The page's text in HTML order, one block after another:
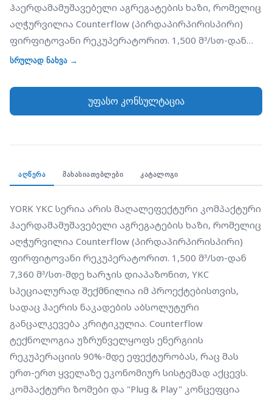
ჰაერდამამუშავებელი აგრეგატების ხაზი, რომელიც
აღჭურვილია Counterflow (პირდაპირპირისპირი)
ფირფიტოვანი რეკუპერატორით. 1,500 მ³/სთ-დან
7,360 მ³/სთ-მდე ხარჯის დიაპაზონით, YKC
სადაც ჰაერის ნაკადების აბსოლუტური
განცალკევება კრიტიკულია. Counterflow
კომპაქტური ზომები და "Plug & Play" კონცეფცია
საშუალებას იძლევა აგრეგატი მარტივად
ინტეგრირდეს თანამედროვე საოფისე შენობებში,
სკოლებსა და ჯანდაცვის ობიექტებში, სადაც
პრიორიტეტულია სუფთა ჰაერი და დაბალი
ენერგომოხმარება.
სრულად ნახვა →
უფასო კონსულტაცია
ᲐᲦᲬᲔᲠᲐ ᲛᲐᲮᲐᲡᲘᲐᲗᲔᲑᲚᲔᲑᲘ ᲙᲐᲢᲐᲚᲝᲒᲘ
YORK YKC სერია არის მაღალეფექტური კომპაქტური
ჰაერდამამუშავებელი აგრეგატების ხაზი, რომელიც
აღჭურვილია Counterflow (პირდაპირპირისპირი)
ფირფიტოვანი რეკუპერატორით. 1,500 მ³/სთ-დან
7,360 მ³/სთ-მდე ხარჯის დიაპაზონით, YKC
სპეციალურად შექმნილია იმ პროექტებისთვის,
სადაც ჰაერის ნაკადების აბსოლუტური
განცალკევება კრიტიკულია. Counterflow
ტექნოლოგია უზრუნველყოფს ენერგიის
რეკუპერაციის 90%-მდე ეფექტურობას, რაც მას
ერთ-ერთ ყველაზე ეკონომიურ სისტემად აქცევს.
კომპაქტური ზომები და "Plug & Play" კონცეფცია